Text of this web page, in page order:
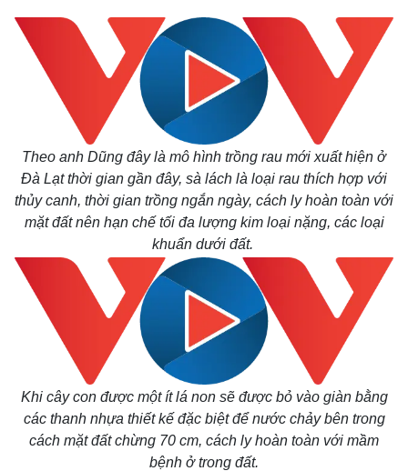
Thế giới
Quan sát
Cuộc sống đó đây
Multimedia
Video
Ảnh
E-Magazine
Theo anh Dũng đây là mô hình trồng rau mới xuất hiện ở
Đà Lạt thời gian gần đây, sà lách là loại rau thích hợp với
thủy canh, thời gian trồng ngắn ngày, cách ly hoàn toàn với
mặt đất nên hạn chế tối đa lượng kim loại nặng, các loại
khuẩn dưới đất.
Khi cây con được một ít lá non sẽ được bỏ vào giàn bằng
các thanh nhựa thiết kế đặc biệt để nước chảy bên trong
cách mặt đất chừng 70 cm, cách ly hoàn toàn với mầm
bệnh ở trong đất.